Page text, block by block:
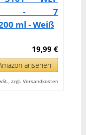
- 7
ml - Weiß
19,99 €
ansehen
zzgl. Versandkosten